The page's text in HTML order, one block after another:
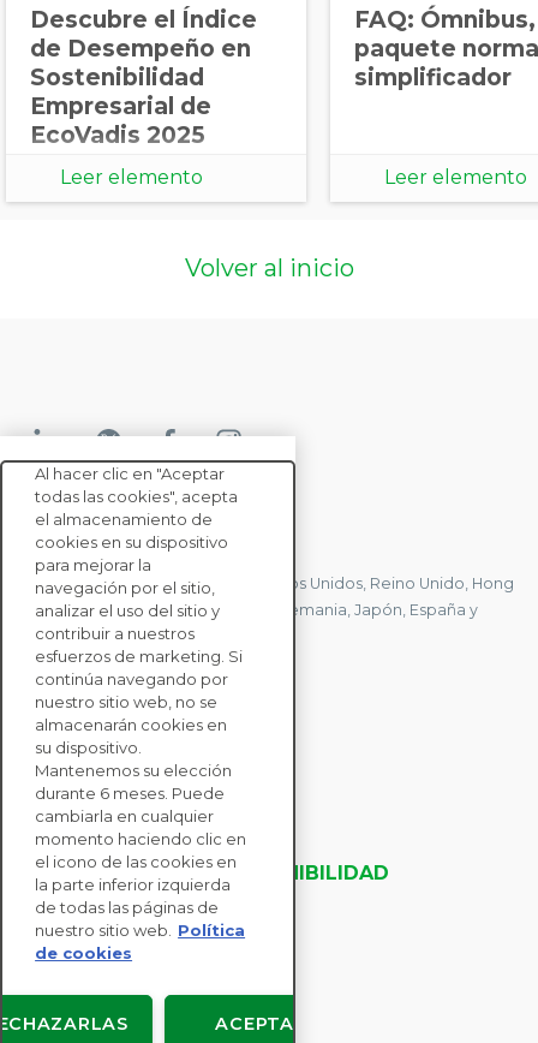
Descubre el Índice
de Desempeño en
Sostenibilidad
Empresarial de
EcoVadis 2025
Leer elemento
FAQ: Ómnibus,
paquete
simplificador
Leer elemento
Volver al inicio
CONTACTE CON NOSOTROS
Tenemos oficinas en Francia, Estados Unidos, Reino Unido, Hong
Kong, Mauricio, Polonia, Canadá, Alemania, Japón, España y
Singapur.
CONTACTE CON
NOSOTROS
SOLUCIONES
PARA EMPRESAS
EVALUACIONES DE SOSTENIBILIDAD
RECURSOS
ACERCA DE NOSOTROS
Al hacer clic en "Aceptar
todas las cookies", acepta
el almacenamiento de
cookies en su dispositivo
para mejorar la
navegación por el sitio,
analizar el uso del sitio y
contribuir a nuestros
esfuerzos de marketing. Si
continúa navegando por
nuestro sitio web, no se
almacenarán cookies en
su dispositivo.
Mantenemos su elección
durante 6 meses. Puede
cambiarla en cualquier
momento haciendo clic en
el icono de las cookies en
la parte inferior izquierda
de todas las páginas de
nuestro sitio web.
Política
de cookies
ACEPTAR